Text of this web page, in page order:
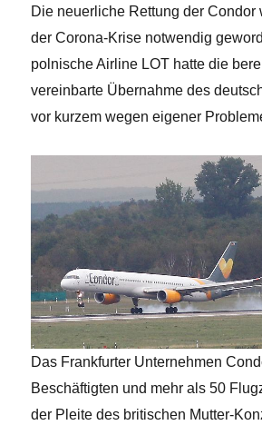
Die neuerliche Rettung der Condor
der Corona-Krise notwendig
polnische Airline LOT hatte die
vereinbarte Übernahme des
vor kurzem wegen eigener
Das Frankfurter Unternehmen
Beschäftigten und mehr als 50
der Pleite des britischen Mutter-